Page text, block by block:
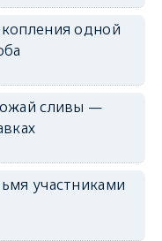
одной
сливы —
участниками